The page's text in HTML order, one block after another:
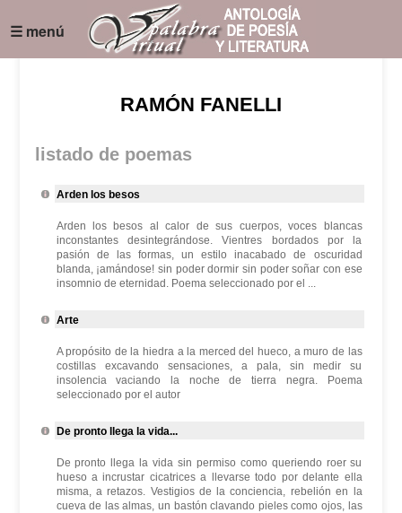
☰ menú
RAMÓN FANELLI
listado de poemas
Arden los besos
Arden los besos al calor de sus cuerpos, voces blancas
inconstantes desintegrándose. Vientres bordados por la
pasión de las formas, un estilo inacabado de oscuridad
blanda, ¡amándose! sin poder dormir sin poder soñar con ese
insomnio de eternidad. Poema seleccionado por el ...
Arte
A propósito de la hiedra a la merced del hueco, a muro de las
costillas excavando sensaciones, a pala, sin medir su
insolencia vaciando la noche de tierra negra. Poema
seleccionado por el autor
De pronto llega la vida...
De pronto llega la vida sin permiso como queriendo roer su
hueso a incrustar cicatrices a llevarse todo por delante ella
misma, a retazos. Vestigios de la conciencia, rebelión en la
cueva de las almas, un bastón clavando pieles como ojos, las